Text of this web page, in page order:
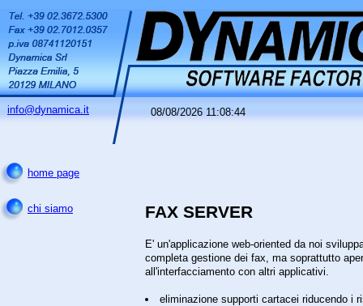
info@dynamica.it
home page
chi siamo
08/08/2026 11:08:44
FAX SERVER
E' un'applicazione web-oriented da noi
completa gestione dei fax, ma soprattutto
all'interfacciamento con altri applicativi.
eliminazione supporti cartacei riducendo i